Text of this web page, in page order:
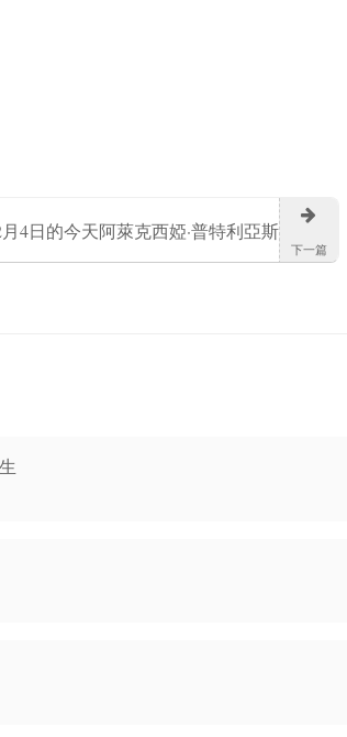
下一篇
月4日的今天阿萊克西婭·普特利亞斯